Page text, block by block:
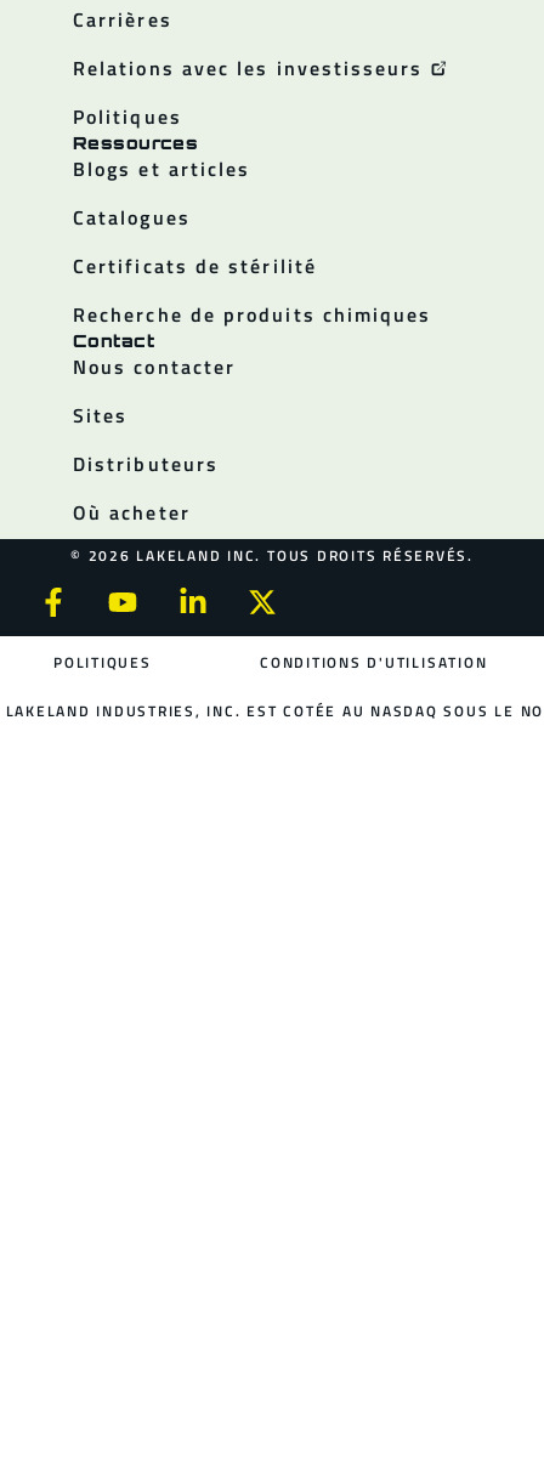
Carrières
Relations avec les investisseurs
Politiques
Ressources
Blogs et articles
Catalogues
Certificats de stérilité
Recherche de produits chimiques
Contact
Nous contacter
Sites
Distributeurs
Où acheter
© 2026 LAKELAND INC. TOUS DROITS RÉSERVÉS.
POLITIQUES CONDITIONS D'UTILISATION
LAKELAND INDUSTRIES, INC. EST COTÉE AU NASDAQ SOUS LE